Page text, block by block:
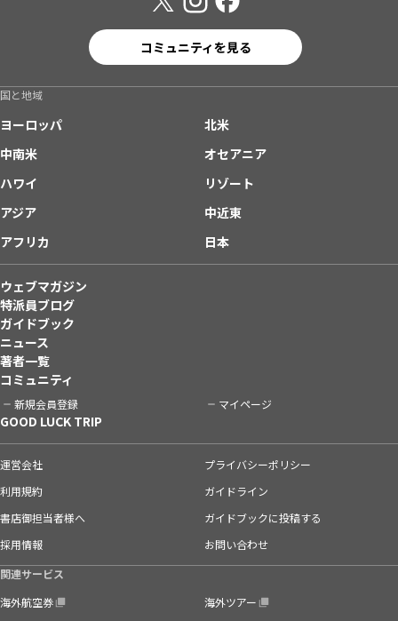
コミュニティを見る
国と地域
ヨーロッパ
北米
中南米
オセアニア
ハワイ
リゾート
アジア
中近東
アフリカ
日本
ウェブマガジン
特派員ブログ
ガイドブック
ニュース
著者一覧
コミュニティ
新規会員登録 マイページ
GOOD LUCK TRIP
運営会社
プライバシーポリシー
利用規約
ガイドライン
書店御担当者様へ
ガイドブックに投稿する
採用情報
お問い合わせ
関連サービス
海外航空券
海外ツアー